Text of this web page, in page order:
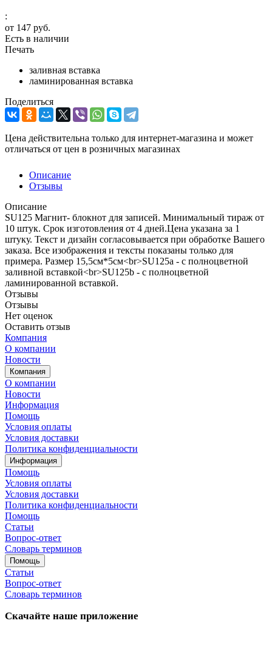
:
от 147 руб.
Есть в наличии
Печать
заливная вставка
ламинированная вставка
Поделиться
Цена действительна только для интернет-магазина и может
отличаться от цен в розничных магазинах
Описание
Отзывы
Описание
SU125 Магнит- блокнот для записей. Минимальный тираж от
10 штук. Срок изготовления от 4 дней.Цена указана за 1
штуку. Текст и дизайн согласовывается при обработке Вашего
заказа. Все изображения и тексты показаны только для
примера. Размер 15,5см*5см<br>SU125a - с полноцветной
заливной вставкой<br>SU125b - с полноцветной
ламинированной вставкой.
Отзывы
Отзывы
Нет оценок
Оставить отзыв
Компания
О компании
Новости
Компания
О компании
Новости
Информация
Помощь
Условия оплаты
Условия доставки
Политика конфиденциальности
Информация
Помощь
Условия оплаты
Условия доставки
Политика конфиденциальности
Помощь
Статьи
Вопрос-ответ
Словарь терминов
Помощь
Статьи
Вопрос-ответ
Словарь терминов
Скачайте наше приложение